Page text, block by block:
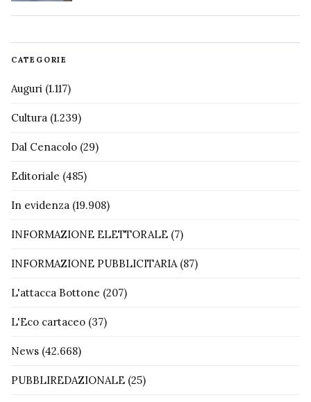
CATEGORIE
Auguri (1.117)
Cultura (1.239)
Dal Cenacolo (29)
Editoriale (485)
In evidenza (19.908)
INFORMAZIONE ELETTORALE (7)
INFORMAZIONE PUBBLICITARIA(87)
L'attacca Bottone (207)
L'Eco cartaceo (37)
News (42.668)
PUBBLIREDAZIONALE (25)